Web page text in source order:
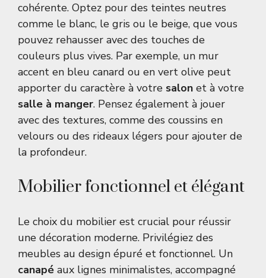
cohérente. Optez pour des teintes neutres
comme le blanc, le gris ou le beige, que vous
pouvez rehausser avec des touches de
couleurs plus vives. Par exemple, un mur
accent en bleu canard ou en vert olive peut
apporter du caractère à votre salon et à votre
salle à manger. Pensez également à jouer
avec des textures, comme des coussins en
velours ou des rideaux légers pour ajouter de
la profondeur.
Mobilier fonctionnel et élégant
Le choix du mobilier est crucial pour réussir
une décoration moderne. Privilégiez des
meubles au design épuré et fonctionnel. Un
canapé aux lignes minimalistes, accompagné